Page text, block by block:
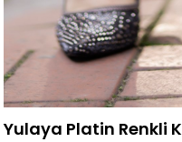
Yulaya Platin Renkli